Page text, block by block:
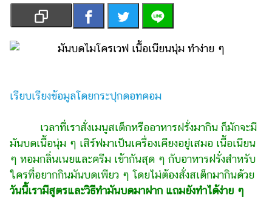
การ
รูปภาพ
Music
Station
ละคร
เรียบเรียงข้อมูลโดยกระปุกดอทคอม
เวลาที่เราสั่งเมนูสเต็กหรืออาหารฝรั่งมากิน ก็มักจะมี
มันบดเนื้อนุ่ม ๆ เสิร์ฟมาเป็นเครื่องเคียงอยู่เสมอ เนื้อเนียน
ๆ หอมกลิ่นเนยและครีม เข้ากันสุด ๆ กับอาหารฝรั่งสำหรับ
ใครที่อยากกินมันบดเพียว ๆ โดยไม่ต้องสั่งสเต็กมากินด้วย
วันนี้เรามีสูตรและวิธีทำมันบดมาฝาก แถมยังทำได้ง่าย ๆ